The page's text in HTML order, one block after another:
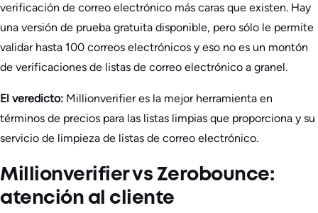
verificación de correo electrónico más caras que existen. Hay
una versión de prueba gratuita disponible, pero sólo le permite
validar hasta 100 correos electrónicos y eso no es un montón
de verificaciones de listas de correo electrónico a granel.
El veredicto: Millionverifier es la mejor herramienta en
términos de precios para las listas limpias que proporciona y su
servicio de limpieza de listas de correo electrónico.
Millionverifier vs Zerobounce:
atención al cliente